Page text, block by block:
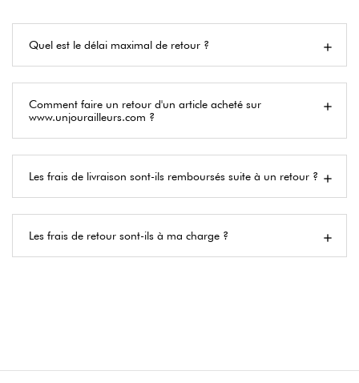
Quel est le délai maximal de retour ?
Comment faire un retour d'un article acheté sur
www.unjourailleurs.com ?
Les frais de livraison sont-ils remboursés suite à un retour ?
Les frais de retour sont-ils à ma charge ?